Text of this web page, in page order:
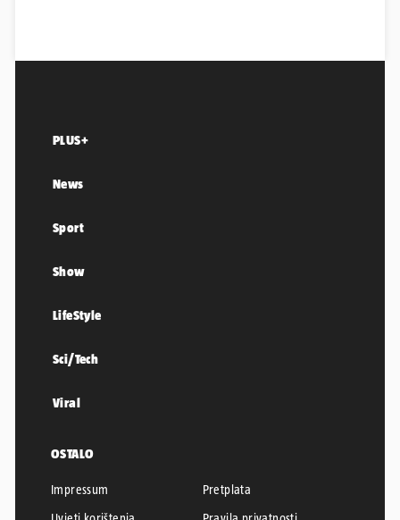
PLUS+
News
Sport
Show
LifeStyle
Sci/Tech
Viral
OSTALO
Impressum
Pretplata